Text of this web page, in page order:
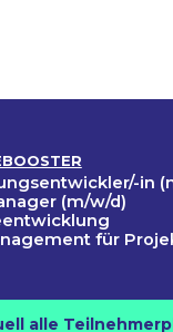
in
(m/w/d)
für
alle